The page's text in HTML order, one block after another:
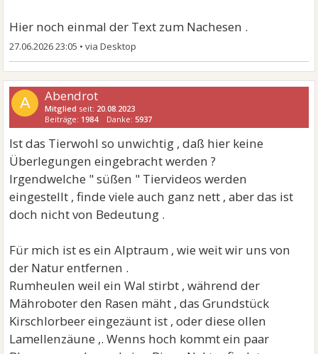
Hier noch einmal der Text zum Nachesen .
27.06.2026 23:05 •
A Abendrot
Mitglied seit: 20.08.2023
Beiträge: 1984 Danke: 5937
Ist das Tierwohl so unwichtig , daß hier keine
Überlegungen eingebracht werden ?
Irgendwelche " süßen " Tiervideos werden
eingestellt , finde viele auch ganz nett , aber das ist
doch nicht von Bedeutung .
Für mich ist es ein Alptraum , wie weit wir uns von
der Natur entfernen .
Rumheulen weil ein Wal stirbt , während der
Mähroboter den Rasen mäht , das Grundstück
Kirschlorbeer eingezäunt ist , oder diese ollen
Lamellenzäune ,. Wenns hoch kommt ein paar